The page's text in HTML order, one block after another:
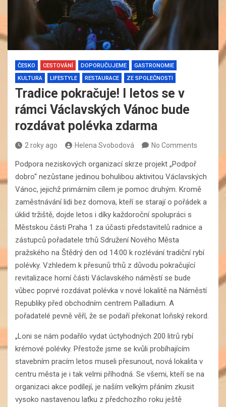
ČESKO CESTOVÁNÍ DOPORUČUJEME
GASTRONOMIE
KULTURA
LIFESTYLE RESTAURACE ZE SPOLEČNOSTI
Tradice pokračuje! I letos se v
rámci Václavských Vánoc bude
rozdávat polévka zdarma
2 roky ago Helena Svobodová No Comments
Podpora neziskových organizací skrze projekt „Podpoř
dobro“ nezůstane jedinou bohulibou aktivitou Václavských
Vánoc, jejichž primárním cílem je pomoc druhým. Kromě
zaměstnávání lidi bez domova, kteří se starají o pořádek a
úklid tržiště, dojde letos i díky každoroční spolupráci s
Městskou části Praha 1 za účasti představitelů radnice a
zástupců pořadatele trhů Sdružení Nového Města
pražského na Štědrý den od 14:00 k rozlévání tradiční rybí
polévky. Vzhledem k přesunů trhů z důvodu pokračující
revitalizace horní části Václavského náměstí se bude
vůbec poprvé rozdávat polévka v nové lokalitě na Náměstí
Republiky před obchodním centrem Palladium. A
pořadatelé pevně věří, že se podaří překonat loňský rekord.
„Loni se nám podařilo vydat úctyhodných 200 litrů rybí
krémové polévky. Přestože jsme se kvůli probíhajícím
stavebním pracím letos museli přesunout, nová lokalita v
centru města je i tak velmi příhodná. Se všemi, kteří se na
organizaci akce podílejí, je naším velkým přáním zkusit
vysoko nastavenou laťku z předchozího roku ještě